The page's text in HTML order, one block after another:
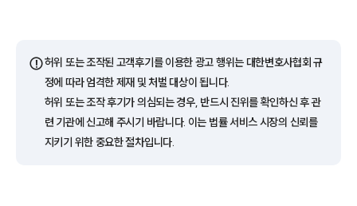
업무사례
주요 업무사례
사례분석/최신동향
법률정보
⚠️허위 또는 조작된 고객후기를 이용한 광고 행위는 대한변호사협회 규
정에 따라 엄격한 제재 및 처벌 대상이 됩니다.
허위 또는 조작 후기가 의심되는 경우, 반드시 진위를 확인하신 후 관
련 기관에 신고해 주시기 바랍니다. 이는 법률 서비스 시장의 신뢰를
지키기 위한 중요한 절차입니다.